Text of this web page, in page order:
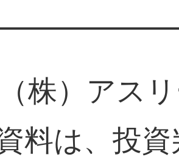
株）アス
料は、投